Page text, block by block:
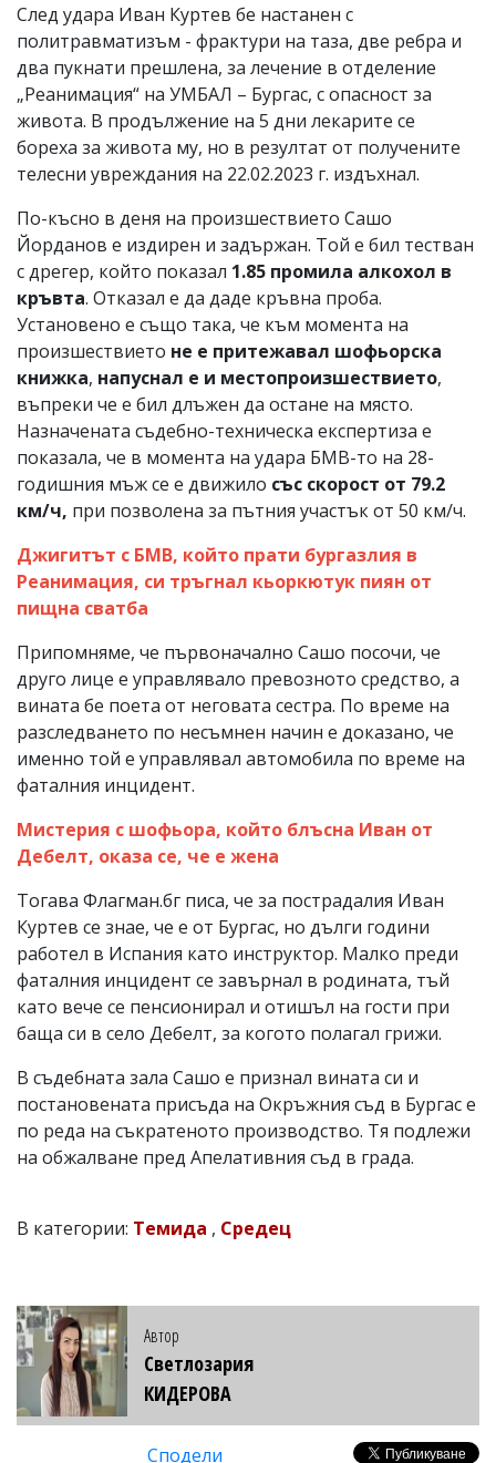
След удара Иван Куртев бе настанен с
политравматизъм - фрактури на таза, две ребра и
два пукнати прешлена, за лечение в отделение
„Реанимация“ на УМБАЛ – Бургас, с опасност за
живота. В продължение на 5 дни лекарите се
бореха за живота му, но в резултат от получените
телесни увреждания на 22.02.2023 г. издъхнал.
По-късно в деня на произшествието Сашо
Йорданов е издирен и задържан. Той е бил тестван
с дрегер, който показал 1.85 промила алкохол в
кръвта. Отказал е да даде кръвна проба.
Установено е също така, че към момента на
произшествието не е притежавал шофьорска
книжка, напуснал е и местопроизшествието,
въпреки че е бил длъжен да остане на място.
Назначената съдебно-техническа експертиза е
показала, че в момента на удара БМВ-то на 28-
годишния мъж се е движило със скорост от 79.2
км/ч, при позволена за пътния участък от 50 км/ч.
Джигитът с БМВ, който прати бургазлия в
Реанимация, си тръгнал кьоркютук пиян от
пищна сватба
Припомняме, че първоначално Сашо посочи, че
друго лице е управлявало превозното средство, а
вината бе поета от неговата сестра. По време на
разследването по несъмнен начин е доказано, че
именно той е управлявал автомобила по време на
фаталния инцидент.
Мистерия с шофьора, който блъсна Иван от
Дебелт, оказа се, че е жена
Тогава Флагман.бг писа, че за пострадалия Иван
Куртев се знае, че е от Бургас, но дълги години
работел в Испания като инструктор. Малко преди
фаталния инцидент се завърнал в родината, тъй
като вече се пенсионирал и отишъл на гости при
баща си в село Дебелт, за когото полагал грижи.
В съдебната зала Сашо е признал вината си и
постановената присъда на Окръжния съд в Бургас е
по реда на съкратеното производство. Тя подлежи
на обжалване пред Апелативния съд в града.
В категории: Темида , Средец
Автор
Светлозария
КИДЕРОВА
Сподели